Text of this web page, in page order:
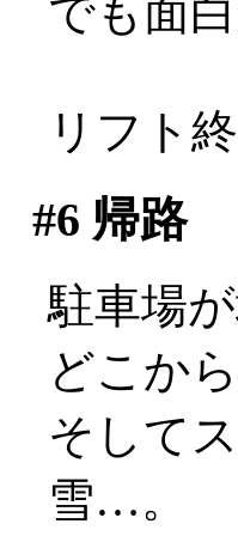
でも面
リフト
#6 帰路
駐車場
どこか
そして
雪…。